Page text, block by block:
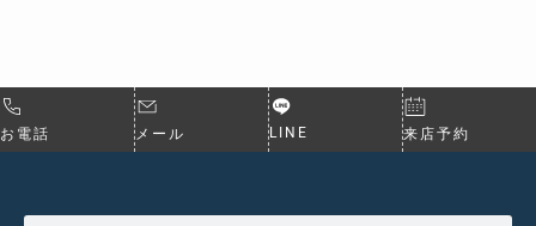
お電話 メール LINE 来店予約